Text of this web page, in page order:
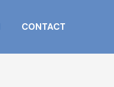
CONTACT